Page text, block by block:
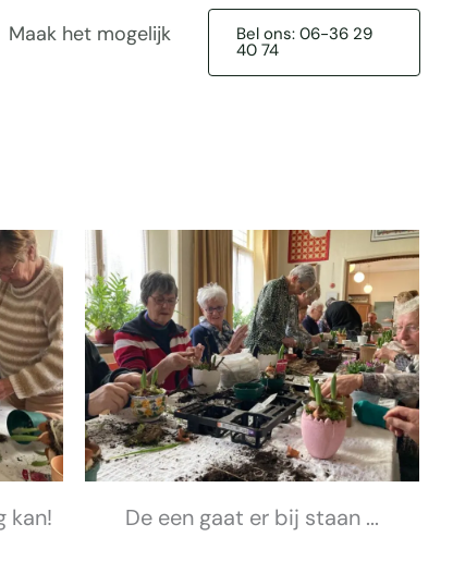
Maak het mogelijk
Bel ons: 06-36 29
40 74
kan! De een gaat er bij staan ...